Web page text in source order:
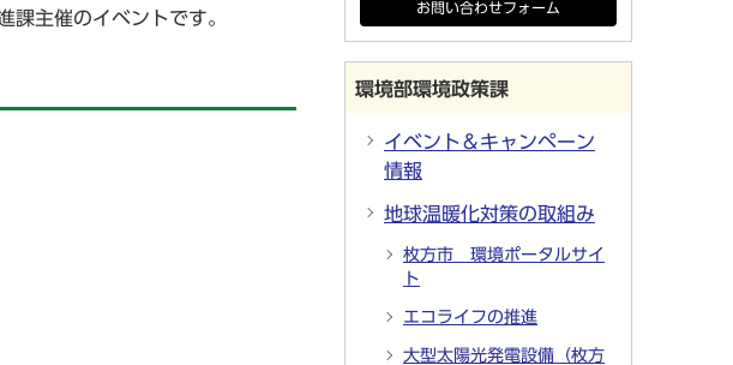
主催のイベントです。
お問い合わせフォーム
環境部環境政策課
イベント＆キャンペーン
情報
地球温暖化対策の取組み
枚方市 環境ポータルサイ
ト
エコライフの推進
大型太陽光発電設備（枚方